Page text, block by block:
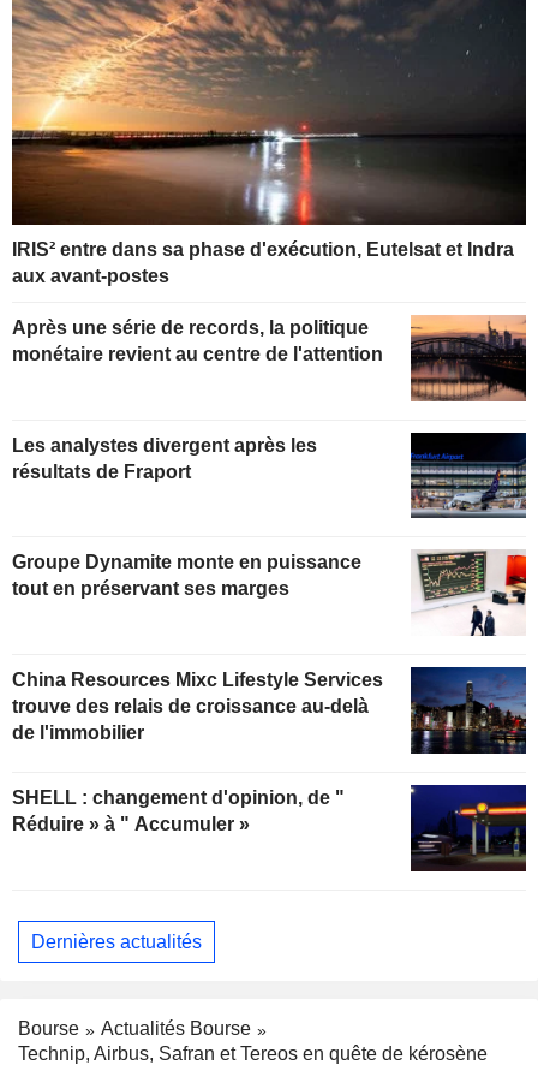
IRIS² entre dans sa phase d'exécution, Eutelsat et Indra
aux avant-postes
Après une série de records, la politique
monétaire revient au centre de l'attention
Les analystes divergent après les
résultats de Fraport
Groupe Dynamite monte en puissance
tout en préservant ses marges
China Resources Mixc Lifestyle Services
trouve des relais de croissance au-delà
de l'immobilier
SHELL : changement d'opinion, de "
Réduire » à " Accumuler »
Dernières actualités
Bourse
Actualités Bourse
Technip, Airbus, Safran et Tereos en quête de kérosène